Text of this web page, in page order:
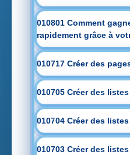
010801 Comment
rapidement grâce à
010717 Créer des
010705 Créer des
010704 Créer des
010703 Créer des